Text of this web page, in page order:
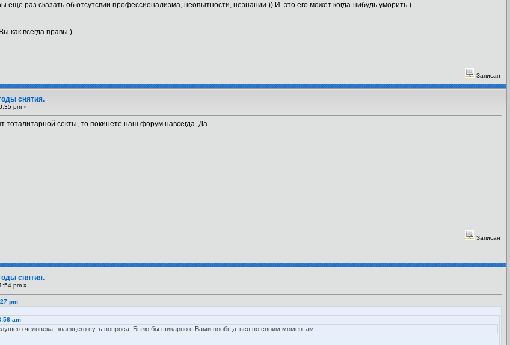
ещё раз сказать об отсутсвии профессионализма, неопытности, незнании )) И это его может когда-нибудь уморить )
как всегда правы )
Записан
снятия.
pm »
тоталитарной секты, то покинете наш форум навсегда. Да.
Записан
снятия.
pm »
pm
am
человека, знающего суть вопроса. Было бы шикарно с Вами пообщаться по своим моментам ...